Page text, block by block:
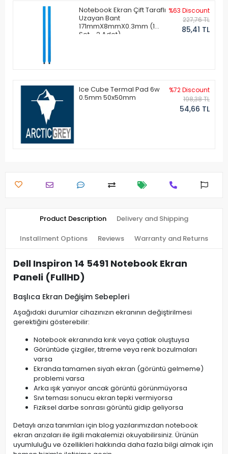
Notebook Ekran Çift Taraflı
Uzayan Bant
171mmX8mmX0.3mm (1
Set - 2 Adet)
%63 Discount
227,76 TL
85,41 TL
Ice Cube Termal Pad 6w
0.5mm 50x50mm
%72 Discount
198,38 TL
54,66 TL
Product Description Delivery and Shipping
Installment Options Reviews Warranty and Returns
Dell Inspiron 14 5491 Notebook Ekran
Paneli (FullHD)
Başlıca Ekran Değişim Sebepleri
Aşağıdaki durumlar cihazınızın ekranının değiştirilmesi
gerektiğini gösterebilir:
Notebook ekranında kırık veya çatlak oluştuysa
Görüntüde çizgiler, titreme veya renk bozulmaları
varsa
Ekranda tamamen siyah ekran (görüntü gelmeme)
problemi varsa
Arka ışık yanıyor ancak görüntü görünmüyorsa
Sıvı teması sonucu ekran tepki vermiyorsa
Fiziksel darbe sonrası görüntü gidip geliyorsa
Detaylı arıza tanımları için blog yazılarımızdan notebook
ekran arızaları ile ilgili makalemizi okuyabilirsiniz. Ürünün
uyumluluğu ve özellikleri hakkında daha fazla bilgi almak için